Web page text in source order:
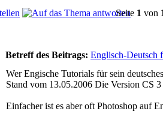
Seite 1 von
Betreff des Beitrags: Englisch-Deutsch
Wer Engische Tutorials für sein
Stand vom 13.05.2006 Die Version CS
Einfacher ist es aber oft Photoshop auf